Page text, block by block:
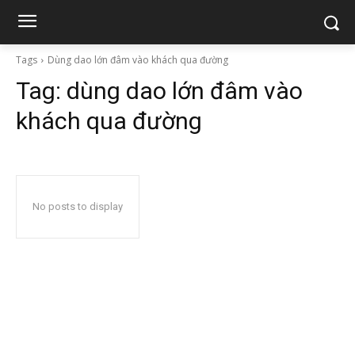
Tags Dùng dao lớn đâm vào khách qua đường
Tag: dùng dao lớn đâm vào
khách qua đường
No posts to display